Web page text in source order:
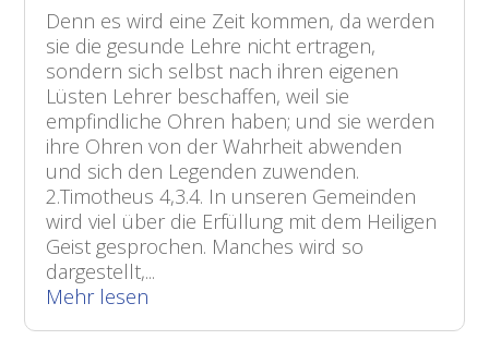
Denn es wird eine Zeit kommen, da werden
sie die gesunde Lehre nicht ertragen,
sondern sich selbst nach ihren eigenen
Lüsten Lehrer beschaffen, weil sie
empfindliche Ohren haben; und sie werden
ihre Ohren von der Wahrheit abwenden
und sich den Legenden zuwenden.
2.Timotheus 4,3.4. In unseren Gemeinden
wird viel über die Erfüllung mit dem Heiligen
Geist gesprochen. Manches wird so
dargestellt,...
Mehr lesen